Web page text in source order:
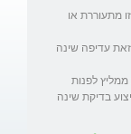
מתעוררת או
עדיפה שינה
ממליץ לפנות
בדיקת שינה